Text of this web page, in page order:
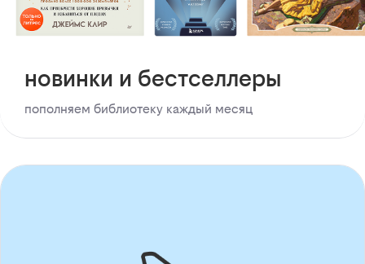
новинки и бестселлеры
пополняем библиотеку каждый месяц